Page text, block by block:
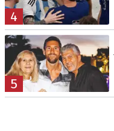
4
5